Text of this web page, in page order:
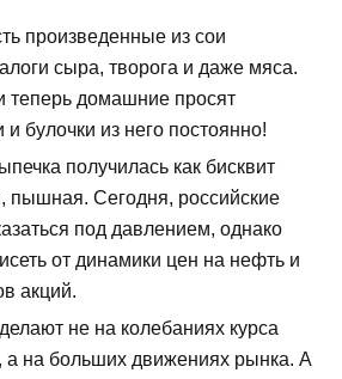
произведенные из сои
сыра, творога и даже мяса.
теперь домашние просят
и булочки из него постоянно!
получилась как бисквит
пышная. Сегодня, российские
под давлением, однако
от динамики цен на нефть и
акций.
не на колебаниях курса
а на больших движениях рынка. А